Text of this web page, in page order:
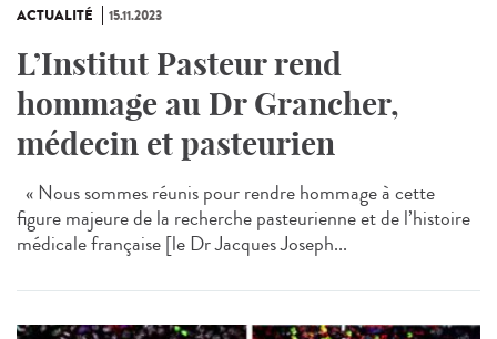
ACTUALITÉ 15.11.2023
L’Institut Pasteur rend
hommage au Dr Grancher,
médecin et pasteurien
« Nous sommes réunis pour rendre hommage à cette
figure majeure de la recherche pasteurienne et de l’histoire
médicale française [le Dr Jacques Joseph...